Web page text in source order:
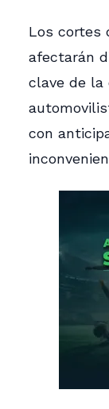
Los cortes
afectarán
clave de la
con